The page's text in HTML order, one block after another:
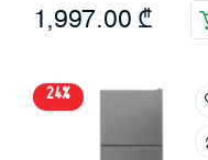
1,997.00 ₾
24%